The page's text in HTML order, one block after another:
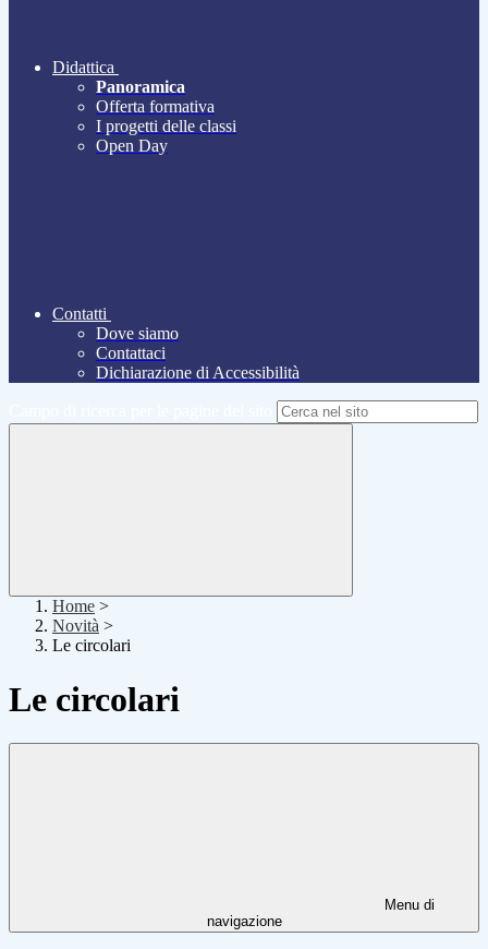
Didattica
Panoramica
Offerta formativa
I progetti delle classi
Open Day
Contatti
Dove siamo
Contattaci
Dichiarazione di Accessibilità
Home >
Novità >
Le circolari
Le circolari
Menu di
navigazione